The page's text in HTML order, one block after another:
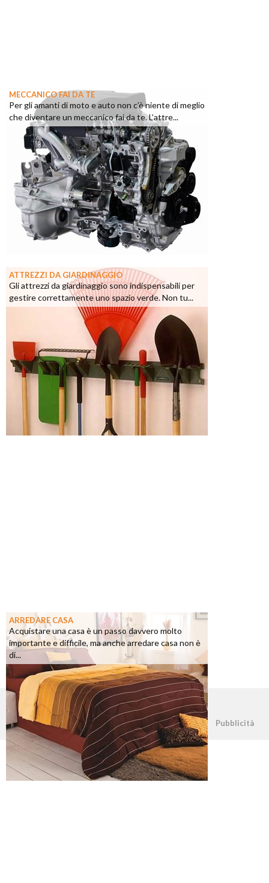
MECCANICO FAI DA TE
Per gli amanti di moto e auto non c’è niente di meglio
che diventare un meccanico fai da te. L’attre...
ATTREZZI DA GIARDINAGGIO
Gli attrezzi da giardinaggio sono indispensabili per
gestire correttamente uno spazio verde. Non tu...
ARREDARE CASA
Acquistare una casa è un passo davvero molto
importante e difficile, ma anche arredare casa non è
di...
©2026 - casapratica.net - p.iva 03338800984 Pubblicità